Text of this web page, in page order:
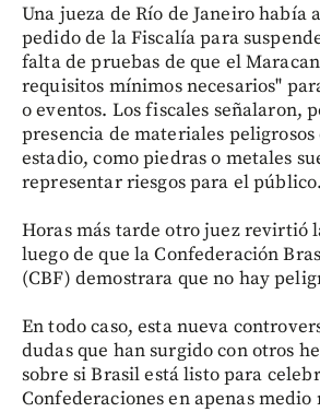
Una jueza de Río de Janeiro había
pedido de la Fiscalía para
falta de pruebas de que el
requisitos mínimos necesarios"
o eventos. Los fiscales señalaron,
presencia de materiales
estadio, como piedras o metales
representar riesgos para el público.
Horas más tarde otro juez revirtió
luego de que la Confederación
(CBF) demostrara que no hay
En todo caso, esta nueva
dudas que han surgido con otros
sobre si Brasil está listo para
Confederaciones en apenas medio